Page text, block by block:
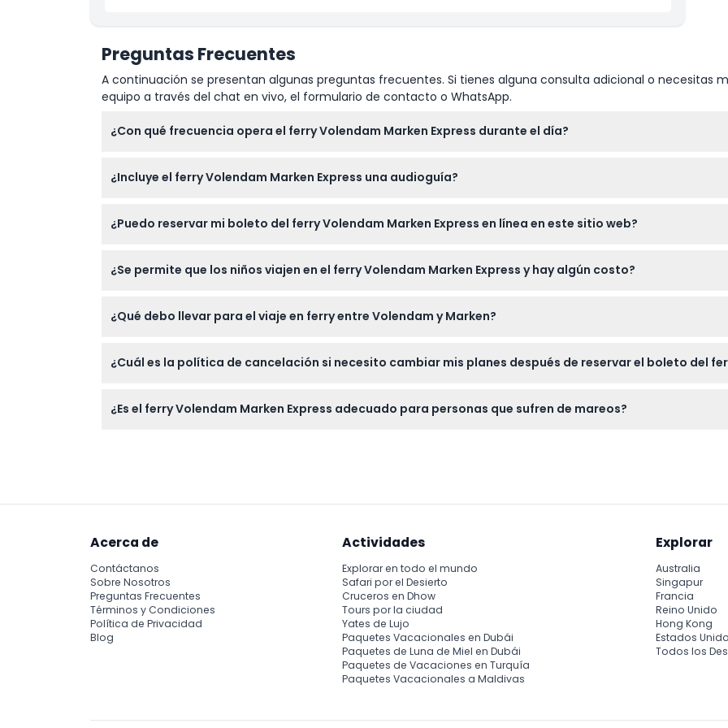
Preguntas Frecuentes
A continuación se presentan algunas preguntas frecuentes. Si tienes alguna consulta adicional o necesitas
equipo a través del chat en vivo, el formulario de contacto o WhatsApp.
¿Con qué frecuencia opera el ferry Volendam Marken Express durante el día?
en Marken, con salidas adicionales durante la tarde (sujeto a cambios — por favor confirme al momento de
¿Incluye el ferry Volendam Marken Express una audioguía?
local durante el cruce de 30 minutos.
¿Puedo reservar mi boleto del ferry Volendam Marken Express en línea en este sitio web?
conveniente.
¿Se permite que los niños viajen en el ferry Volendam Marken Express y hay algún costo?
¿Qué debo llevar para el viaje en ferry entre Volendam y Marken?
mareo aproximadamente una hora antes del viaje.
¿Cuál es la política de cancelación si necesito cambiar mis planes después de reservar el boleto del
en los reembolsos.
¿Es el ferry Volendam Marken Express adecuado para personas que sufren de mareos?
Acerca de
Contáctanos
Sobre Nosotros
Preguntas Frecuentes
Términos y Condiciones
Política de Privacidad
Blog
Actividades
Explorar en todo el mundo
Safari por el Desierto
Cruceros en Dhow
Tours por la ciudad
Yates de Lujo
Paquetes Vacacionales en Dubái
Paquetes de Luna de Miel en Dubái
Paquetes de Vacaciones en Turquía
Paquetes Vacacionales a Maldivas
Explorar
Australia
Singapur
Francia
Reino Unido
Hong Kong
Estados
Todos los